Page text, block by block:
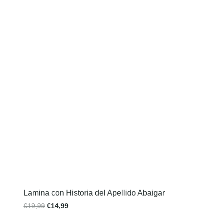
Lamina con Historia del Apellido Abaigar
€19,99 €14,99